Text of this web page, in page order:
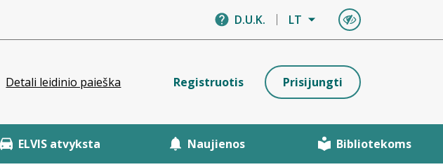
D.U.K. LT
Detali leidinio paieška Registruotis Prisijungti
ELVIS atvyksta Naujienos Bibliotekoms